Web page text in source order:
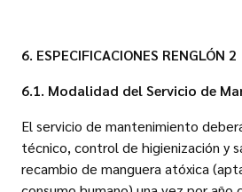
6. ESPECIFICACIONES RENGLÓN 2
6.1. Modalidad del Servicio de
El servicio de mantenimiento
técnico, control de higienización y
recambio de manguera atóxica